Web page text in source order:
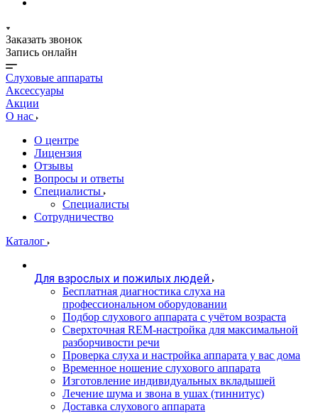
Заказать звонок
Запись онлайн
Слуховые аппараты
Аксессуары
Акции
О нас
О центре
Лицензия
Отзывы
Вопросы и ответы
Специалисты
Специалисты
Сотрудничество
Каталог
Для взрослых и пожилых людей
Бесплатная диагностика слуха на
профессиональном оборудовании
Подбор слухового аппарата с учётом возраста
Сверхточная REM-настройка для максимальной
разборчивости речи
Проверка слуха и настройка аппарата у вас дома
Временное ношение слухового аппарата
Изготовление индивидуальных вкладышей
Лечение шума и звона в ушах (тиннитус)
Доставка слухового аппарата